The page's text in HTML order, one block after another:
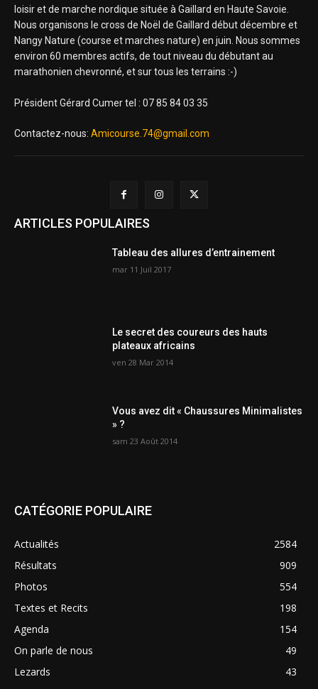
loisir et de marche nordique située à Gaillard en Haute Savoie.
Nous organisons le cross de Noël de Gaillard début décembre et
Nangy Nature (course et marches nature) en juin. Nous sommes
environ 60 membres actifs, de tout niveau du débutant au
marathonien chevronné, et sur tous les terrains :-)
Président Gérard Cumer tel : 07 85 84 03 35
Contactez-nous: Amicourse.74@gmail.com
ARTICLES POPULAIRES
Tableau des allures d’entrainement
mar 11 Juil 2017
Le secret des coureurs des hauts
plateaux africains
ven 28 Mar 2014
Vous avez dit « Chaussures Minimalistes
» ?
sam 23 Août 2014
CATÉGORIE POPULAIRE
Actualités
2584
Résultats
909
Photos
554
Textes et Recits
198
Agenda
154
On parle de nous
49
Lezards
43